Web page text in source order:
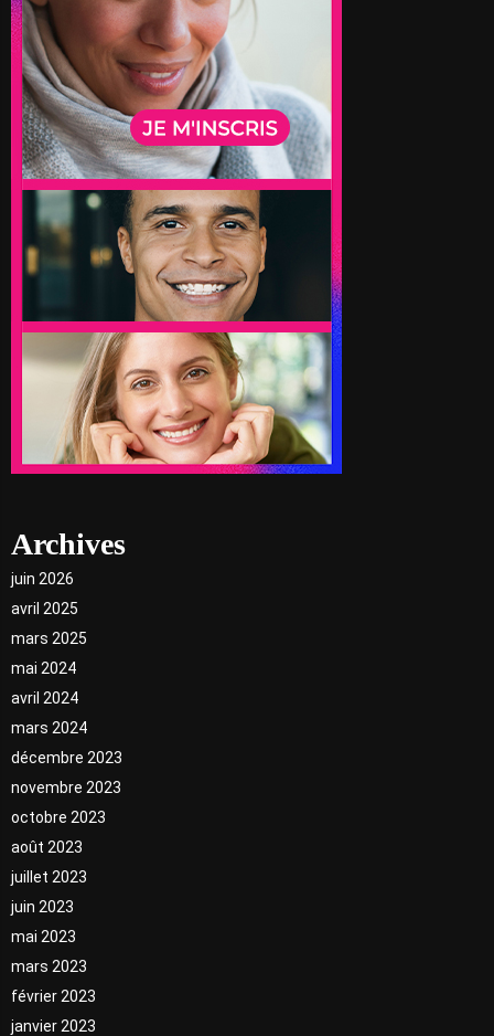
Archives
juin 2026
avril 2025
mars 2025
mai 2024
avril 2024
mars 2024
décembre 2023
novembre 2023
octobre 2023
août 2023
juillet 2023
juin 2023
mai 2023
mars 2023
février 2023
janvier 2023